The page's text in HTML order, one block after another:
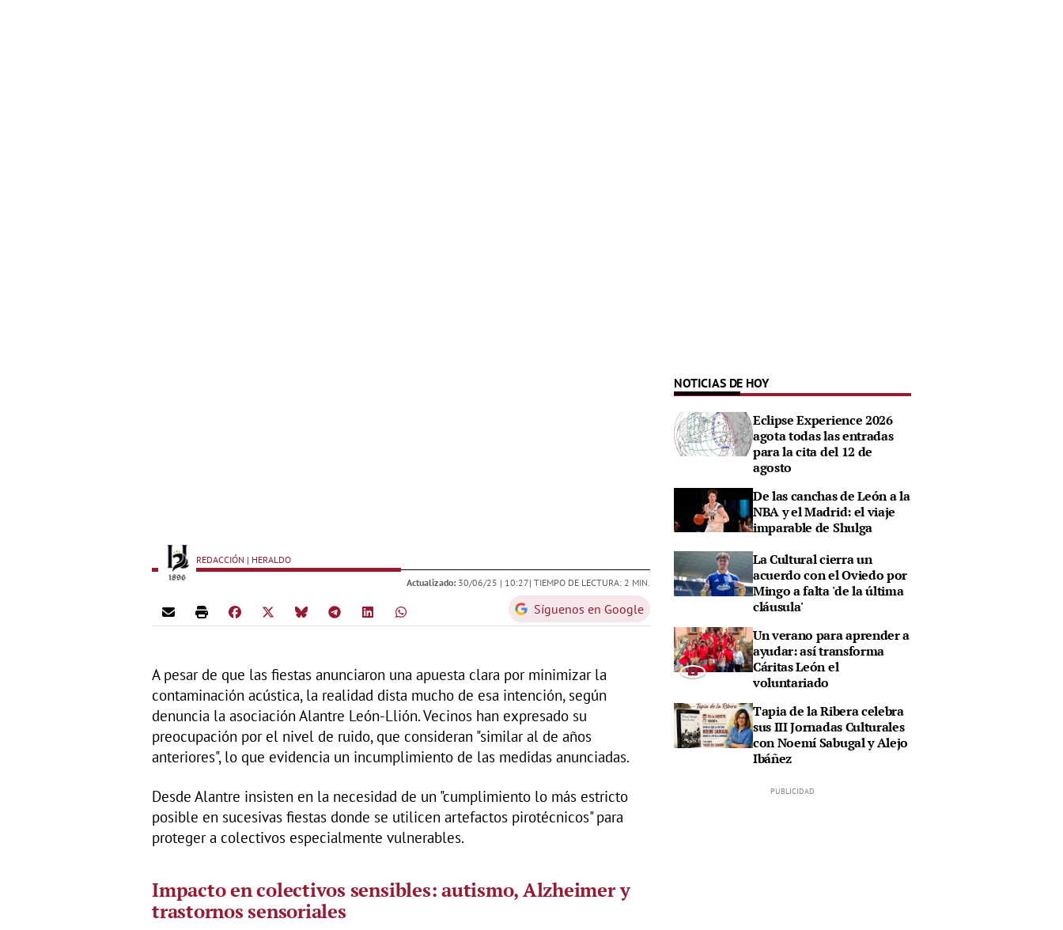
REDACCIÓN | HERALDO
Actualizado: 30/06/25 | 10:27| TIEMPO DE LECTURA: 2 MIN.
Síguenos en Google
A pesar de que las fiestas anunciaron una apuesta clara por minimizar la
contaminación acústica, la realidad dista mucho de esa intención, según
denuncia la asociación Alantre León-Llión. Vecinos han expresado su
preocupación por el nivel de ruido, que consideran "similar al de años
anteriores", lo que evidencia un incumplimiento de las medidas anunciadas.
Desde Alantre insisten en la necesidad de un "cumplimiento lo más estricto
posible en sucesivas fiestas donde se utilicen artefactos pirotécnicos" para
proteger a colectivos especialmente vulnerables.
Impacto en colectivos sensibles: autismo, Alzheimer y
trastornos sensoriales
NOTICIAS DE HOY
Eclipse Experience 2026
agota todas las entradas
para la cita del 12 de
agosto
De las canchas de León a la
NBA y el Madrid: el viaje
imparable de Shulga
La Cultural cierra un
acuerdo con el Oviedo por
Mingo a falta 'de la última
cláusula'
Un verano para aprender a
ayudar: así transforma
Cáritas León el
voluntariado
Tapia de la Ribera celebra
sus III Jornadas Culturales
con Noemí Sabugal y Alejo
Ibáñez